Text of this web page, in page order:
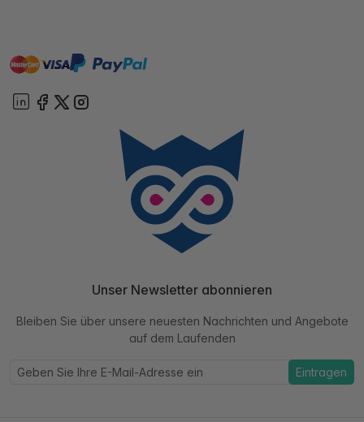
mastervisa paypal
Unser Newsletter abonnieren
Bleiben Sie über unsere neuesten Nachrichten und Angebote
auf dem Laufenden
Eintragen